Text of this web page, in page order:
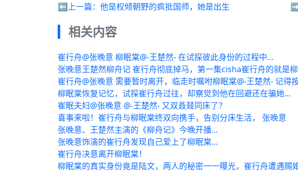
⬅️上一篇： 他是权倾朝野的疯批国师，她是出生
相关内容
崔行舟@张晚意 柳眠棠@-王楚然- 在试探彼此身份的过程中…
张晚意王楚然柳舟记 崔行舟彻底掉马，第一集cisha崔行舟的就是柳
崔行舟@张晚意 需要暂时离开，临走时嘱咐柳眠棠@-王楚然- 记得
柳眠棠恢复记忆，试探崔行舟过往，却察觉到他在回避还在骗她…
崔眠夫妇@张晚意 @-王楚然- 又双叒叕同床了？
喜事来啦！崔行舟与柳眠棠终双向携手，告别分床生活， 张晚意
张晚意、王楚然主演的《柳舟记》今晚开播…
张晚意饰演的崔行舟发现自己爱上了柳眠棠…
崔行舟决意离开柳眠棠！
柳眠棠的真实身份竟是陆文，两人的秘密一一曝光，崔行舟遭遇赐